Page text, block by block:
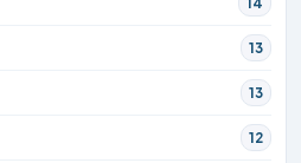
13
13
12